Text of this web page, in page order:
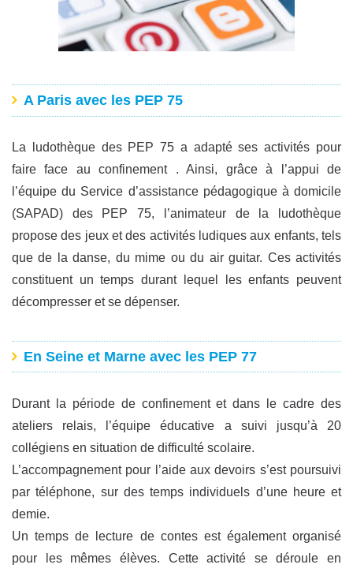
A Paris avec les PEP 75
La ludothèque des PEP 75 a adapté ses activités pour
faire face au confinement . Ainsi, grâce à l’appui de
l’équipe du Service d’assistance pédagogique à domicile
(SAPAD) des PEP 75, l’animateur de la ludothèque
propose des jeux et des activités ludiques aux enfants, tels
que de la danse, du mime ou du air guitar. Ces activités
constituent un temps durant lequel les enfants peuvent
décompresser et se dépenser.
En Seine et Marne avec les PEP 77
Durant la période de confinement et dans le cadre des
ateliers relais, l’équipe éducative a suivi jusqu’à 20
collégiens en situation de difficulté scolaire.
L’accompagnement pour l’aide aux devoirs s’est poursuivi
par téléphone, sur des temps individuels d’une heure et
demie.
Un temps de lecture de contes est également organisé
pour les mêmes élèves. Cette activité se déroule en